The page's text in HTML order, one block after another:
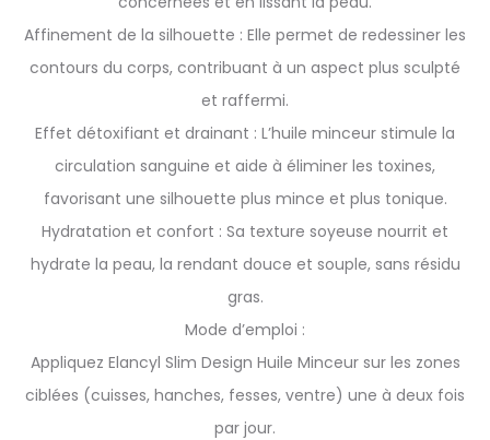
Affinement de la silhouette : Elle permet de redessiner les
contours du corps, contribuant à un aspect plus sculpté
et raffermi.
Effet détoxifiant et drainant : L’huile minceur stimule la
circulation sanguine et aide à éliminer les toxines,
favorisant une silhouette plus mince et plus tonique.
Hydratation et confort : Sa texture soyeuse nourrit et
hydrate la peau, la rendant douce et souple, sans résidu
gras.
Mode d’emploi :
Appliquez Elancyl Slim Design Huile Minceur sur les zones
ciblées (cuisses, hanches, fesses, ventre) une à deux fois
par jour.